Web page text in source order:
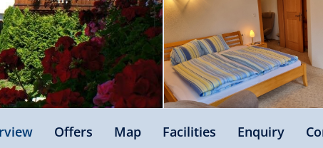
Offers Map Facilities Enquiry